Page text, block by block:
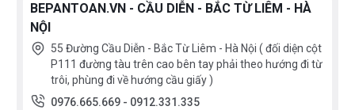
BEPANTOAN.VN - CẦU DIỄN - BẮC TỪ LIÊM - HÀ
NỘI
55 Đường Cầu Diễn - Bắc Từ Liêm - Hà Nội ( đối diện cột
P111 đường tàu trên cao bên tay phải theo hướng đi từ
trôi, phùng đi về hướng cầu giấy )
0976.665.669 - 0912.331.335